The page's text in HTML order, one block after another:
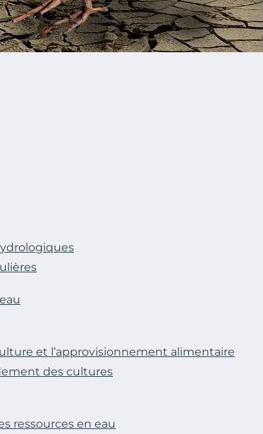
et l’approvisionnement alimentaire
des cultures
ressources en eau